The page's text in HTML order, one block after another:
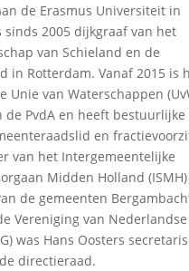
de Erasmus Universiteit in
sinds 2005 dijkgraaf van het
van Schieland en de
in Rotterdam. Vanaf 2015 is
Unie van Waterschappen
de PvdA en heeft bestuurlijke
en
van het Intergemeentelijke
Midden Holland
de gemeenten
Vereniging van Nederlandse
was Hans Oosters
directieraad.